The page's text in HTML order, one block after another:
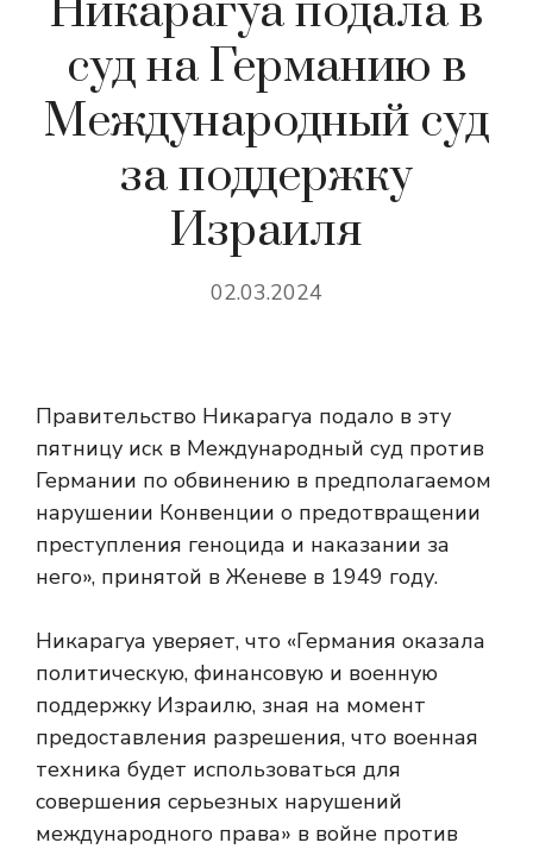
Никарагуа подала в
суд на Германию в
Международный суд
за поддержку
Израиля
02.03.2024
Правительство Никарагуа подало в эту
пятницу иск в Международный суд против
Германии по обвинению в предполагаемом
нарушении Конвенции о предотвращении
преступления геноцида и наказании за
него», принятой в Женеве в 1949 году.
Никарагуа уверяет, что «Германия оказала
политическую, финансовую и военную
поддержку Израилю, зная на момент
предоставления разрешения, что военная
техника будет использоваться для
совершения серьезных нарушений
международного права» в войне против